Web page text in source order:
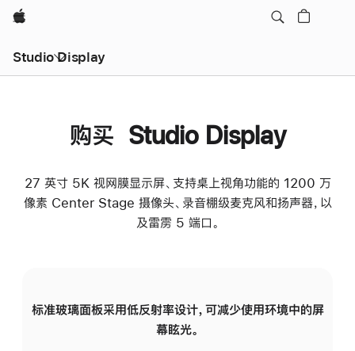
Apple
Studio Display
购买 Studio Display
27 英寸 5K 视网膜显示屏、支持桌上视角功能的 1200 万
像素 Center Stage 摄像头、录音棚级麦克风和扬声器，以
及雷雳 5 端口。
标准玻璃面板采用低反射率设计，可减少使用环境中的屏
幕眩光。